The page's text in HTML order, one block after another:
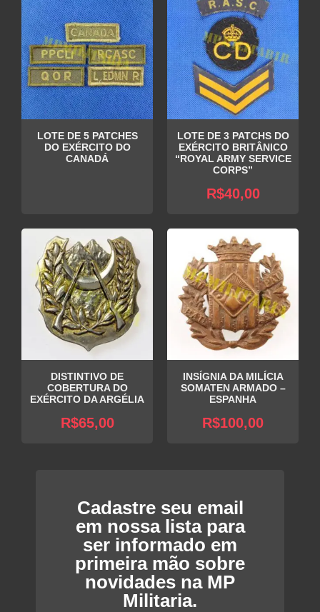
LOTE DE 5 PATCHES
DO EXÉRCITO DO
CANADÁ
LOTE DE 3 PATCHS DO
EXÉRCITO BRITÂNICO
“ROYAL ARMY SERVICE
CORPS”
R$40,00
DISTINTIVO DE
COBERTURA DO
EXÉRCITO DA ARGÉLIA
R$65,00
INSÍGNIA DA MILÍCIA
SOMATEN ARMADO –
ESPANHA
R$100,00
Cadastre seu email
em nossa lista para
ser informado em
primeira mão sobre
novidades na MP
Militaria.